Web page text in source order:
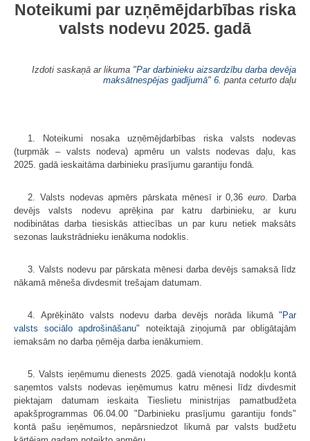
Noteikumi par uzņēmējdarbības riska
valsts nodevu 2025. gadā
Izdoti saskaņā ar likuma "Par darbinieku aizsardzību darba devēja
maksātnespējas gadījumā" 6. panta ceturto daļu
1. Noteikumi nosaka uzņēmējdarbības riska valsts nodevas
(turpmāk – valsts nodeva) apmēru un valsts nodevas daļu, kas
2025. gadā ieskaitāma darbinieku prasījumu garantiju fondā.
2. Valsts nodevas apmērs pārskata mēnesī ir 0,36euro . Darba
devējs valsts nodevu aprēķina par katru darbinieku, ar kuru
nodibinātas darba tiesiskās attiecības un par kuru netiek maksāts
sezonas laukstrādnieku ienākuma nodoklis.
3. Valsts nodevu par pārskata mēnesi darba devējs samaksā līdz
nākamā mēneša divdesmit trešajam datumam.
4. Aprēķināto valsts nodevu darba devējs norāda likumā "Par
valsts sociālo apdrošināšanu" noteiktajā ziņojumā par obligātajām
iemaksām no darba ņēmēja darba ienākumiem.
5. Valsts ieņēmumu dienests 2025. gadā vienotajā nodokļu kontā
saņemtos valsts nodevas ieņēmumus katru mēnesi līdz divdesmit
piektajam datumam ieskaita Tieslietu ministrijas pamatbudžeta
apakšprogrammas 06.04.00 "Darbinieku prasījumu garantiju fonds"
kontā pašu ieņēmumos, nepārsniedzot likumā par valsts budžetu